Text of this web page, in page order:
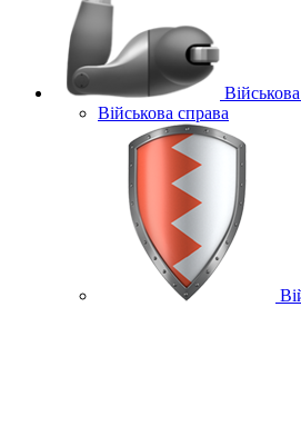
Військова справа